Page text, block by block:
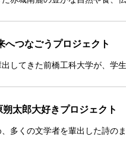
へつなごうプロジェクト
してきた前橋工科大学が、学
太郎大好きプロジェクト
多くの文学者を輩出した詩の